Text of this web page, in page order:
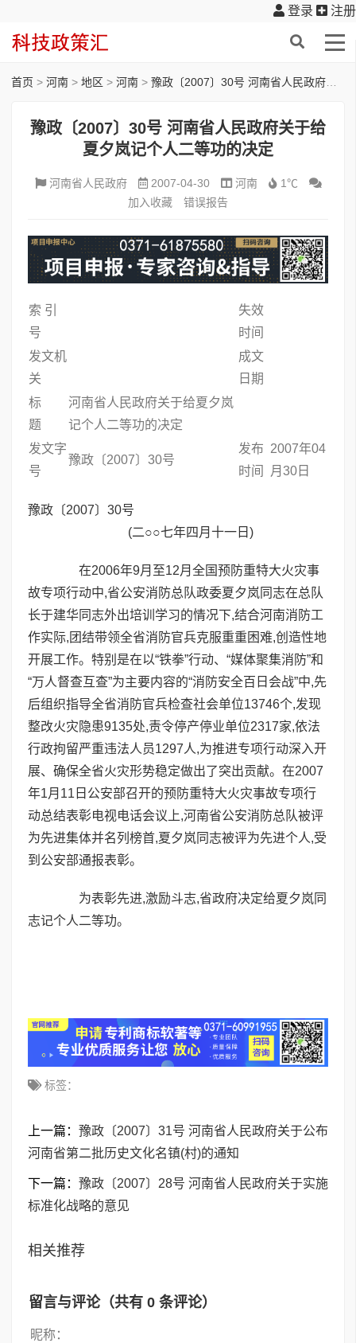
登录 注册
首页 > 河南 > 地区 > 河南 > 豫政〔2007〕30号 河南省人民政府关于给夏夕岚记个人二等功的决定
豫政〔2007〕30号 河南省人民政府关于给
夏夕岚记个人二等功的决定
河南省人民政府 2007-04-30 河南
1℃
加入收藏
错误报告
索 引
号
失效
时间
发文机
关
成文
日期
标
题
河南省人民政府关于给夏夕岚
记个人二等功的决定
发文字
号
豫政〔2007〕30号
发布
时间
2007年04
月30日
豫政〔2007〕30号
(二○○七年四月十一日)
在2006年9月至12月全国预防重特大火灾事
故专项行动中,省公安消防总队政委夏夕岚同志在总队
长于建华同志外出培训学习的情况下,结合河南消防工
作实际,团结带领全省消防官兵克服重重困难,创造性地
开展工作。特别是在以“铁拳”行动、“媒体聚集消防”和
“万人督查互查”为主要内容的“消防安全百日会战”中,先
后组织指导全省消防官兵检查社会单位13746个,发现
整改火灾隐患9135处,责令停产停业单位2317家,依法
行政拘留严重违法人员1297人,为推进专项行动深入开
展、确保全省火灾形势稳定做出了突出贡献。在2007
年1月11日公安部召开的预防重特大火灾事故专项行
动总结表彰电视电话会议上,河南省公安消防总队被评
为先进集体并名列榜首,夏夕岚同志被评为先进个人,受
到公安部通报表彰。
为表彰先进,激励斗志,省政府决定给夏夕岚同
志记个人二等功。
标签：
上一篇： 豫政〔2007〕31号 河南省人民政府关于公布
河南省第二批历史文化名镇(村)的通知
下一篇： 豫政〔2007〕28号 河南省人民政府关于实施
标准化战略的意见
相关推荐
留言与评论（共有 0 条评论）
昵称：